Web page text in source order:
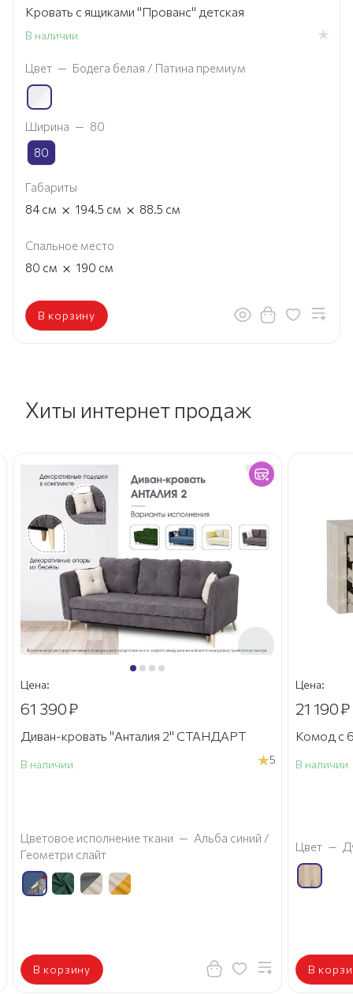
Кровать с ящиками "Прованс" детская
В наличии
Цвет — Бодега белая / Патина премиум
Ширина — 80
80
Габариты
84 см × 194.5 см × 88.5 см
Спальное место
80 см × 190 см
В корзину
Хиты интернет продаж
Цена:
61 390₽
Диван-кровать "Анталия 2" СТАНДАРТ
В наличии 5
Цветовое исполнение ткани — Альба синий /
Геометри слайт
В корзину
Цена:
21 190₽
Комод с
В наличии
Цвет —
В